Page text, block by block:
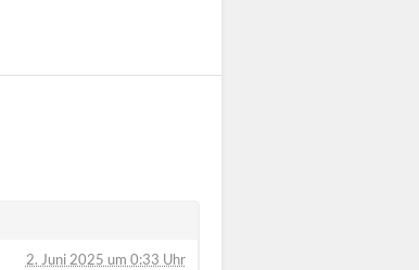
2. Juni 2025 um 0:33 Uhr